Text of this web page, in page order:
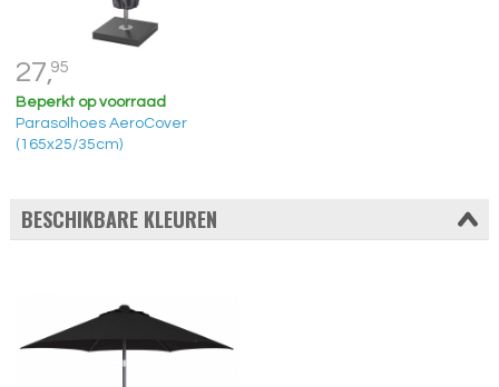
27,95
Beperkt op voorraad
Parasolhoes AeroCover
(165x25/35cm)
BESCHIKBARE KLEUREN